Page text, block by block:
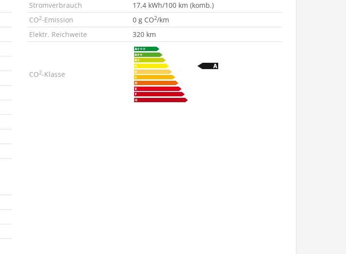
Stromverbrauch
17,4 kWh/100 km (komb.)
CO2-Emission 0 g CO2/km
Elektr. Reichweite
320 km
CO2-Klasse